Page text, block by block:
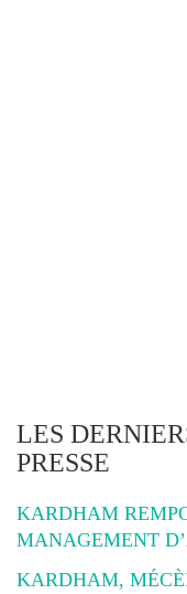
LES
PRESSE
KARDHAM
MANAGEMENT
KARDHAM,